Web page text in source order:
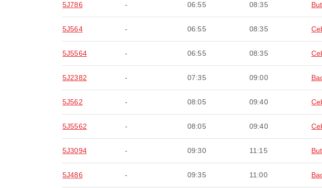
5J786 - 06:55 08:35
5J564 - 06:55 08:35
5J5564 - 06:55 08:35
5J2382 - 07:35 09:00
5J562 - 08:05 09:40
5J5562 - 08:05 09:40
5J3094 - 09:30 11:15
5J486 - 09:35 11:00